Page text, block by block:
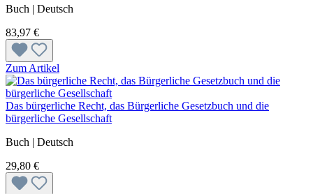
Buch | Deutsch
83,97 €
Zum Artikel
Das bürgerliche Recht, das Bürgerliche Gesetzbuch und die
bürgerliche Gesellschaft
Buch | Deutsch
29,80 €